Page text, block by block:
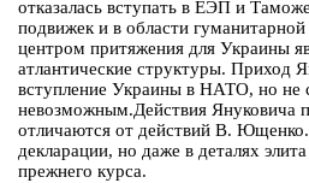
отказалась вступать в ЕЭП и
подвижек и в области
центром притяжения для Украины
атлантические структуры. Приход
вступление Украины в НАТО, но не
невозможным.Действия Януковича
отличаются от действий В.
декларации, но даже в деталях
прежнего курса.